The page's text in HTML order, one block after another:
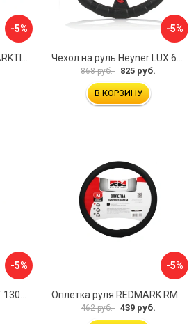
-5% -5%
868 руб. 825 руб.
В КОРЗИНУ
-5%
Оплетка PSV PROTECT 130503
-5%
Оплетка руля REDMARK RM78002
462 руб. 439 руб.